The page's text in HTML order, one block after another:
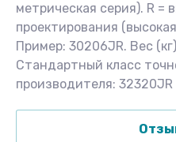
метрическая серия). R =
проектирования
Пример: 30206JR. Вес
Стандартный класс
производителя: 32320JR